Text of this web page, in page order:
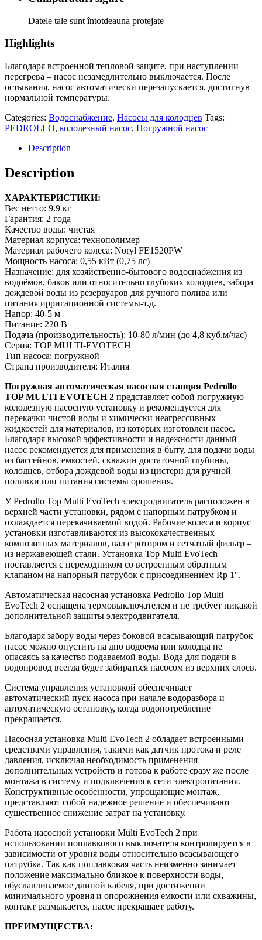
Datele tale sunt întotdeauna protejate
Highlights
Благодаря встроенной тепловой защите, при наступлении
перегрева – насос незамедлительно выключается. После
остывания, насос автоматически перезапускается, достигнув
нормальной температуры.
Categories: Водоснабжение, Насосы для колодцев Tags:
PEDROLLO, колодезный насос, Погружной насос
Description
Description
ХАРАКТЕРИСТИКИ:
Вес нетто: 9.9 кг
Гарантия: 2 года
Качество воды: чистая
Материал корпуса: технополимер
Материал рабочего колеса: Noryl FE1520PW
Мощность насоса: 0,55 кВт (0,75 лс)
Назначение: для хозяйственно-бытового водоснабжения из
водоёмов, баков или относительно глубоких колодцев, забора
дождевой воды из резервуаров для ручного полива или
питания ирригационной системы-т.д.
Напор: 40-5 м
Питание: 220 В
Подача (производительность): 10-80 л/мин (до 4,8 куб.м/час)
Серия: TOP MULTI-EVOTECH
Тип насоса: погружной
Страна производителя: Италия
Погружная автоматическая насосная станция Pedrollo
TOP MULTI EVOTECH 2 представляет собой погружную
колодезную насосную установку и рекомендуется для
перекачки чистой воды и химически неагрессивных
жидкостей для материалов, из которых изготовлен насос.
Благодаря высокой эффективности и надежности данный
насос рекомендуется для применения в быту, для подачи воды
из бассейнов, емкостей, скважин достаточной глубины,
колодцев, отбора дождевой воды из цистерн для ручной
поливки или питания системы орошения.
У Pedrollo Top Multi EvoTech электродвигатель расположен в
верхней части установки, рядом с напорным патрубком и
охлаждается перекачиваемой водой. Рабочие колеса и корпус
установки изготавливаются из высококачественных
композитных материалов, вал с ротором и сетчатый фильтр –
из нержавеющей стали. Установка Top Multi EvoTech
поставляется с переходником со встроенным обратным
клапаном на напорный патрубок с присоединением Rp 1″.
Автоматическая насосная установка Pedrollo Top Multi
EvoTech 2 оснащена термовыключателем и не требует никакой
дополнительной защиты электродвигателя.
Благодаря забору воды через боковой всасывающий патрубок
насос можно опустить на дно водоема или колодца не
опасаясь за качество подаваемой воды. Вода для подачи в
водопровод всегда будет забираться насосом из верхних слоев.
Система управления установкой обеспечивает
автоматический пуск насоса при начале водоразбора и
автоматическую остановку, когда водопотребление
прекращается.
Насосная установка Multi EvoTech 2 обладает встроенными
средствами управления, такими как датчик протока и реле
давления, исключая необходимость применения
дополнительных устройств и готова к работе сразу же после
монтажа в систему и подключения к сети электропитания.
Конструктивные особенности, упрощающие монтаж,
представляют собой надежное решение и обеспечивают
существенное снижение затрат на установку.
Работа насосной установки Multi EvoTech 2 при
использовании поплавкового выключателя контролируется в
зависимости от уровня воды относительно всасывающего
патрубка. Так как поплавковая часть неизменно занимает
положение максимально близкое к поверхности воды,
обуславливаемое длиной кабеля, при достижении
минимального уровня и опорожнения емкости или скважины,
контакт размыкается, насос прекращает работу.
ПРЕИМУЩЕСТВА: